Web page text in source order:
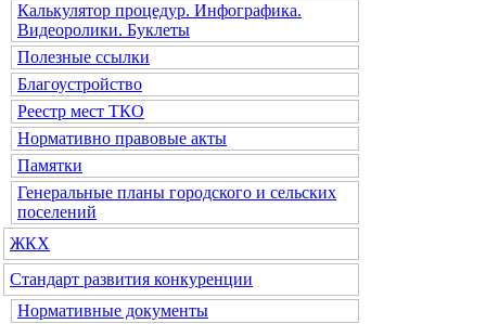
Калькулятор процедур. Инфографика.
Видеоролики. Буклеты
Полезные ссылки
Благоустройство
Реестр мест ТКО
Нормативно правовые акты
Памятки
Генеральные планы городского и сельских
поселений
ЖКХ
Стандарт развития конкуренции
Нормативные документы